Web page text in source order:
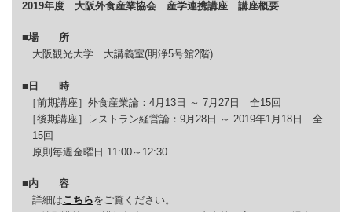
2019年度 大阪外食産業協会 産学連携講座 講座概要
■場 所
大阪観光大学 大講義室(明浄5号館2階)
■日 時
［前期講座］外食産業論：4月13日 ～ 7月27日 全15回
［後期講座］レストラン経営論：9月28日 ～ 2019年1月18日 全
15回
原則毎週金曜日 11:00～12:30
■内 容
詳細はこちらをご覧ください。